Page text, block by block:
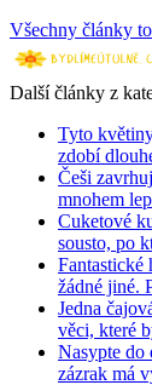
Všechny články
Další články z
Tyto
zdobí
Češi
mnohem
Cuketové
sousto, po
Fantastické
žádné jiné.
Jedna
věci, které
Nasypte do
zázrak má